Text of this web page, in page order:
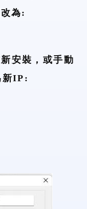
為:
安裝，或手動
新IP: